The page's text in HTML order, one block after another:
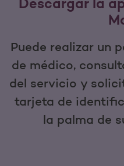
Puede realizar un
de médico,
del servicio y
tarjeta de
la palma de